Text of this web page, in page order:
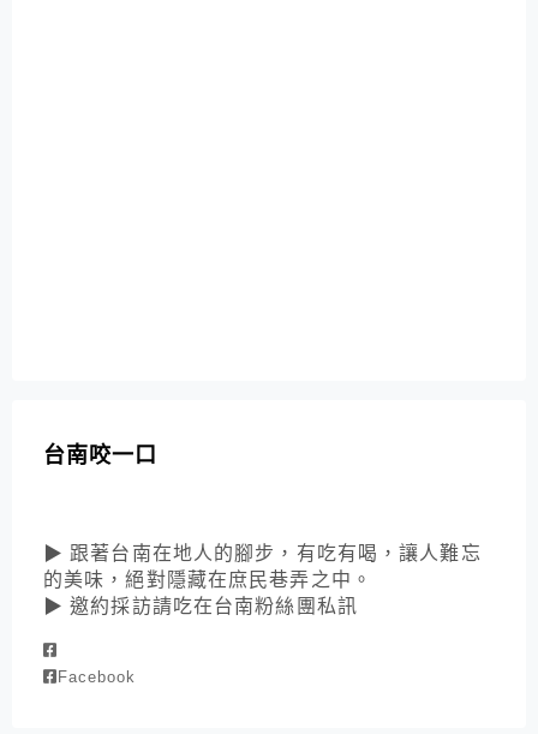
台南咬一口
▶ 跟著台南在地人的腳步，有吃有喝，讓人難忘
的美味，絕對隱藏在庶民巷弄之中。
▶ 邀約採訪請吃在台南粉絲團私訊
Facebook